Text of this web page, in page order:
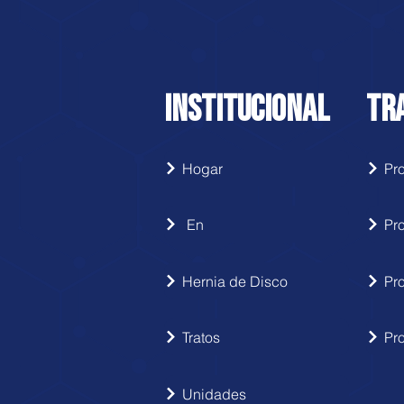
INSTITUCIONAL
Hogar
En
Hernia de Disco
Tratos
Unidades